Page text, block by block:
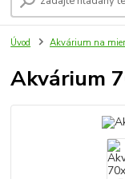
Úvod Akvárium na
Akvárium